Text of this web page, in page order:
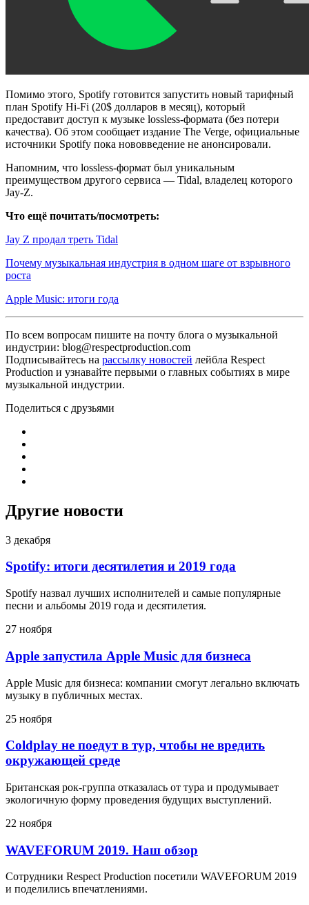
Помимо этого, Spotify готовится запустить новый тарифный
план Spotify Hi-Fi (20$ долларов в месяц), который
предоставит доступ к музыке lossless-формата (без потери
качества). Об этом сообщает издание The Verge, официальные
источники Spotify пока нововведение не анонсировали.
Напомним, что lossless-формат был уникальным
преимуществом другого сервиса — Tidal, владелец которого
Jay-Z.
Что ещё почитать/посмотреть:
Jay Z продал треть Tidal
Почему музыкальная индустрия в одном шаге от взрывного
роста
Apple Music: итоги года
По всем вопросам пишите на почту блога о музыкальной
индустрии: blog@respectproduction.com
Подписывайтесь на рассылку новостей лейбла Respect
Production и узнавайте первыми о главных событиях в мире
музыкальной индустрии.
Поделиться с друзьями
Другие новости
3 декабря
Spotify: итоги десятилетия и 2019 года
Spotify назвал лучших исполнителей и самые популярные
песни и альбомы 2019 года и десятилетия.
27 ноября
Apple запустила Apple Music для бизнеса
Apple Music для бизнеса: компании смогут легально включать
музыку в публичных местах.
25 ноября
Coldplay не поедут в тур, чтобы не вредить
окружающей среде
Британская рок-группа отказалась от тура и продумывает
экологичную форму проведения будущих выступлений.
22 ноября
WAVEFORUM 2019. Наш обзор
Сотрудники Respect Production посетили WAVEFORUM 2019
и поделились впечатлениями.